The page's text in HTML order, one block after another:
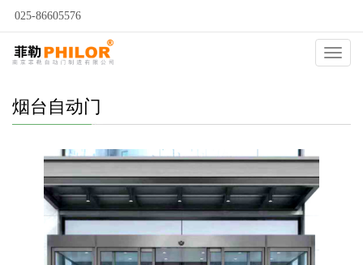
025-86605576
自动门
烟台自动门